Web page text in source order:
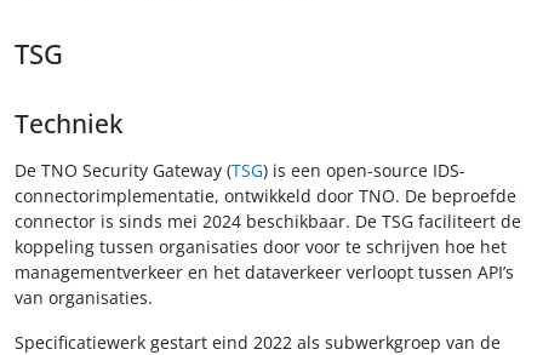
TSG
Techniek
De TNO Security Gateway (TSG) is een open-source IDS-
connectorimplementatie, ontwikkeld door TNO. De beproefde
connector is sinds mei 2024 beschikbaar. De TSG faciliteert de
koppeling tussen organisaties door voor te schrijven hoe het
managementverkeer en het dataverkeer verloopt tussen API’s
van organisaties.
Specificatiewerk gestart eind 2022 als subwerkgroep van de